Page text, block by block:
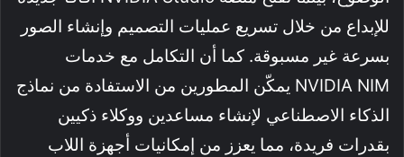
للإبداع من خلال تسريع عمليات التصميم وإنشاء الصور
بسرعة غير مسبوقة. كما أن التكامل مع خدمات
NVIDIA NIM يمكّن المطورين من الاستفادة من نماذج
الذكاء الاصطناعي لإنشاء مساعدين ووكلاء ذكيين
بقدرات فريدة، مما يعزز من إمكانيات أجهزة اللاب